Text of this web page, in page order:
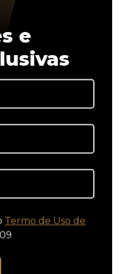
e
Termo de Uso de